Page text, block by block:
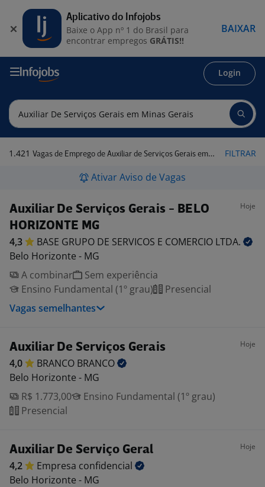
Login
1.421 Vagas de Emprego de Auxiliar de Serviços Gerais em Minas Gerais FILTRAR
Ativar Aviso de Vagas
Auxiliar De Serviços Gerais - BELO
HORIZONTE MG
Hoje
4,3 BASE GRUPO DE SERVICOS E COMERCIO LTDA.
Belo Horizonte - MG
A combinar
Sem experiência
Ensino Fundamental (1º grau)
Presencial
Vagas semelhantes
Auxiliar De Serviços Gerais Hoje
4,0 BRANCO BRANCO
Belo Horizonte - MG
R$ 1.773,00
Ensino Fundamental (1º grau)
Presencial
Auxiliar De Serviço Geral Hoje
4,2 Empresa confidencial
Belo Horizonte - MG
Aplicativo do Infojobs
Baixe o App nº 1 do Brasil para
encontrar empregos GRÁTIS!!
BAIXAR